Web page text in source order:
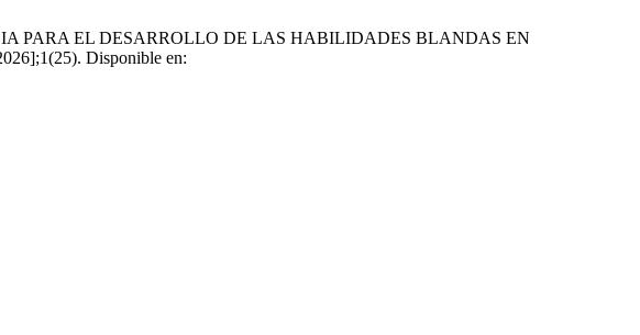
PARA EL DESARROLLO DE LAS HABILIDADES BLANDAS EN
Disponible en: